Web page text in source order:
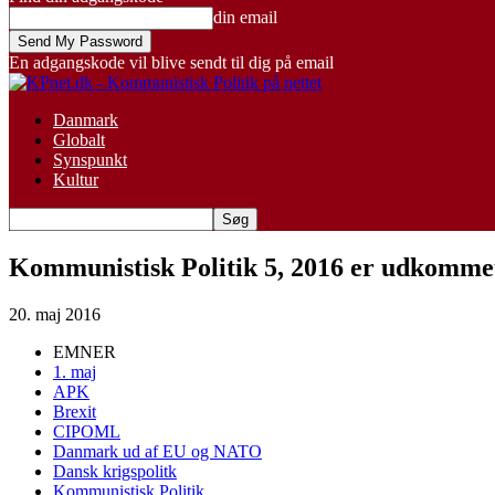
din email
En adgangskode vil blive sendt til dig på email
Danmark
Globalt
Synspunkt
Kultur
Kommunistisk Politik 5, 2016 er
20. maj 2016
EMNER
1. maj
APK
Brexit
CIPOML
Danmark ud af EU og NATO
Dansk krigspolitk
Kommunistisk Politik